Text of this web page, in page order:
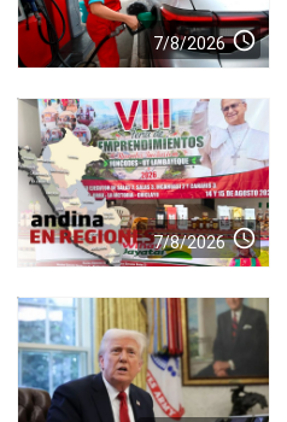
7/8/2026 access_time
7/8/2026 access_time